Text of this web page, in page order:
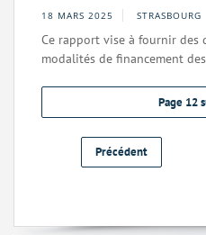
18 MARS 2025 STRASBOURG
Ce rapport vise à fournir des
modalités de financement
Page 12
Précédent